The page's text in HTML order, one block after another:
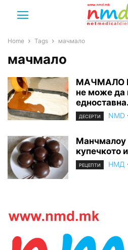
Home Tags мачмало
мачмало
МАЧМАЛО
не може да
ДЕСЕРТИ NMD
Манчмалоу
купечкото
РЕЦЕПТИ НМД